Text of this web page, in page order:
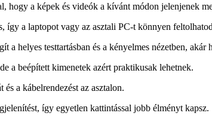
hogy a képek és videók a kívánt módon jelenjenek
a laptopot vagy az asztali PC-t könnyen
helyes testtartásban és a kényelmes nézetben, akár
a beépített kimenetek azért praktikusak lehetnek.
a kábelrendezést az asztalon.
így egyetlen kattintással jobb élményt kapsz.